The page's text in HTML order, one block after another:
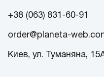
+38 (063) 831-60-91
order@planeta-
Киев, ул. Туманяна,